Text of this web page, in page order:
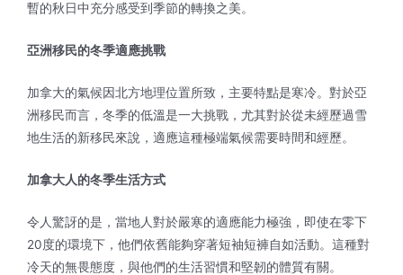
暫的秋日中充分感受到季節的轉換之美。
亞洲移民的冬季適應挑戰
加拿大的氣候因北方地理位置所致，主要特點是寒冷。對於亞
洲移民而言，冬季的低溫是一大挑戰，尤其對於從未經歷過雪
地生活的新移民來說，適應這種極端氣候需要時間和經歷。
加拿大人的冬季生活方式
令人驚訝的是，當地人對於嚴寒的適應能力極強，即使在零下
20度的環境下，他們依舊能夠穿著短袖短褲自如活動。這種對
冷天的無畏態度，與他們的生活習慣和堅韌的體質有關。